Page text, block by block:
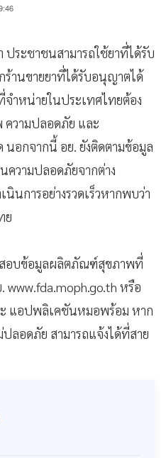
ประชาชนสามารถใช้ยาที่ได้รับ
านขายยาที่ได้รับอนุญาตได้
ำหน่ายในประเทศไทยต้อง
วามปลอดภัย และ
อกจากนี้ อย. ยังติดตามข้อมูล
วามปลอดภัยจากต่าง
นินการอย่างรวดเร็วหากพบว่า
ย
สอบข้อมูลผลิตภัณฑ์สุขภาพที่
หรือ
ะ แอปพลิเคชันหมอพร้อม หาก
อดภัย สามารถแจ้งได้ที่สาย